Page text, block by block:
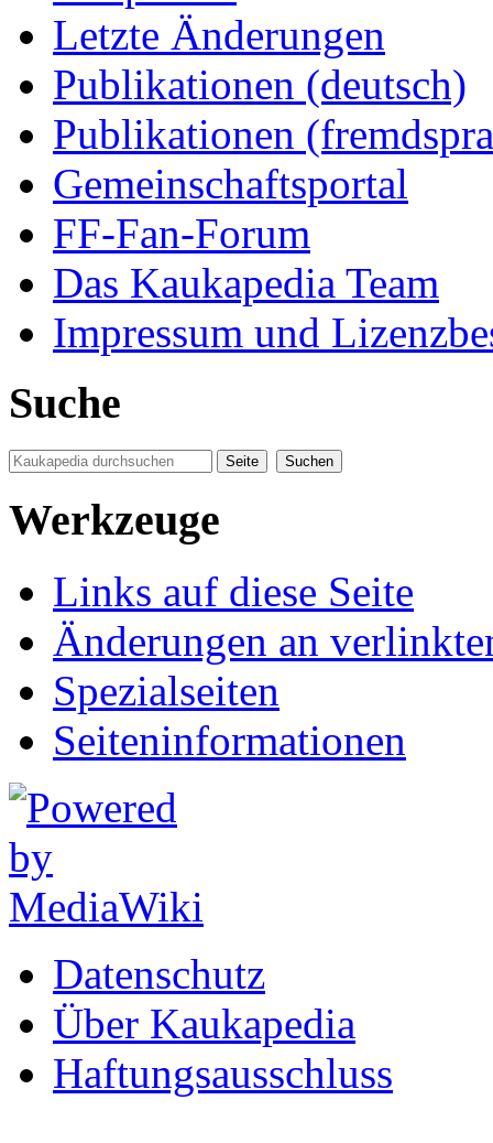
Letzte Änderungen
Publikationen (deutsch)
Publikationen
Gemeinschaftsportal
FF-Fan-Forum
Das Kaukapedia Team
Impressum und
Suche
Werkzeuge
Links auf diese Seite
Änderungen an
Spezialseiten
Seiten­informationen
Datenschutz
Über Kaukapedia
Haftungsausschluss